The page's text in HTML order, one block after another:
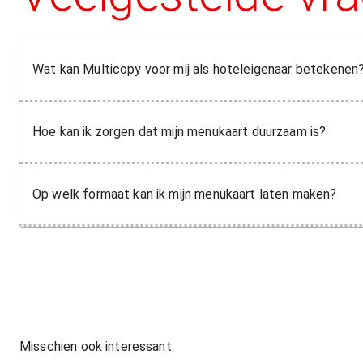
Wat kan Multicopy voor mij als hoteleigenaar
Hoe kan ik zorgen dat mijn menukaart duurzaam is?
Op welk formaat kan ik mijn menukaart laten maken?
Misschien ook interessant